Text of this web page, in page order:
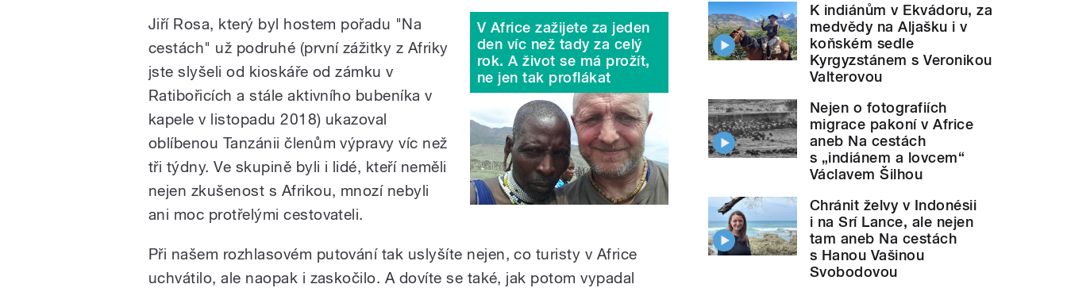
V Africe zažijete za jeden
den víc než tady za celý
rok. A život se má prožít,
ne jen tak proflákat
Jiří Rosa, který byl hostem pořadu "Na
cestách" už podruhé (první zážitky z Afriky
jste slyšeli od kioskáře od zámku v
Ratibořicích a stále aktivního bubeníka v
kapele v listopadu 2018) ukazoval
oblíbenou Tanzánii členům výpravy víc než
tři týdny. Ve skupině byli i lidé, kteří neměli
nejen zkušenost s Afrikou, mnozí nebyli
ani moc protřelými cestovateli.
Při našem rozhlasovém putování tak uslyšíte nejen, co turisty v Africe
uchvátilo, ale naopak i zaskočilo. A dovíte se také, jak potom vypadal
K indiánům v Ekvádoru, za
medvědy na Aljašku i v
koňském sedle
Kyrgyzstánem s Veronikou
Valterovou
Nejen o fotografiích
migrace pakoní v Africe
aneb Na cestách
s „indiánem a lovcem“
Václavem Šilhou
Chránit želvy v Indonésii
i na Srí Lance, ale nejen
tam aneb Na cestách
s Hanou Vašinou
Svobodovou